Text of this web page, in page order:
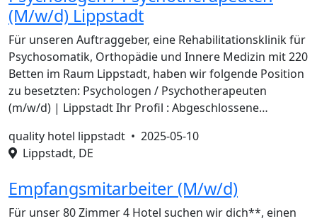
(M/w/d) Lippstadt
Für unseren Auftraggeber, eine Rehabilitationsklinik für
Psychosomatik, Orthopädie und Innere Medizin mit 220
Betten im Raum Lippstadt, haben wir folgende Position
zu besetzten: Psychologen / Psychotherapeuten
(m/w/d) | Lippstadt Ihr Profil : Abgeschlossene…
quality hotel lippstadt • 2025-05-10
Lippstadt, DE
Empfangsmitarbeiter (M/w/d)
Für unser 80 Zimmer 4 Hotel suchen wir dich**, einen